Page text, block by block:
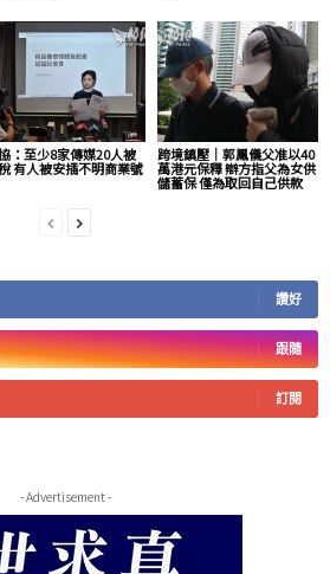
：至少8家傳媒20人被
有人被安插不明商業號
跨境鎮壓｜郭鳳儀父准以40
萬港元保釋 辯方指父為女供
儲蓄保 僅為取回自己供款
讚好
跟隨
訂閱
- Advertisement -